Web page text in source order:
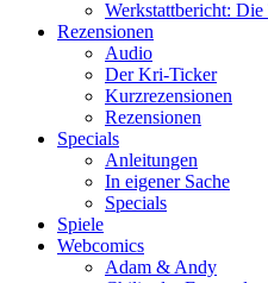
Werkstattbericht:
Rezensionen
Audio
Der Kri-Ticker
Kurzrezensionen
Rezensionen
Specials
Anleitungen
In eigener Sache
Specials
Spiele
Webcomics
Adam & Andy